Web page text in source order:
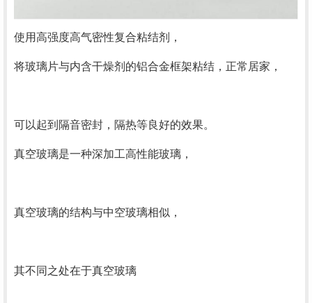
使用高强度高气密性复合粘结剂，
将玻璃片与内含干燥剂的铝合金框架粘结，正常居家，
可以起到隔音密封，隔热等良好的效果。
真空玻璃是一种深加工高性能玻璃，
真空玻璃的结构与中空玻璃相似，
其不同之处在于真空玻璃